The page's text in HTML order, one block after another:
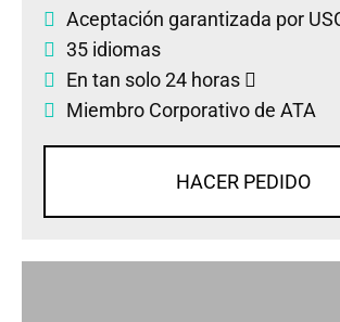
Aceptación garantizada por
35 idiomas
En tan solo 24 horas
Miembro Corporativo de ATA
HACER PEDIDO